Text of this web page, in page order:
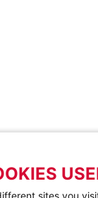
sites you